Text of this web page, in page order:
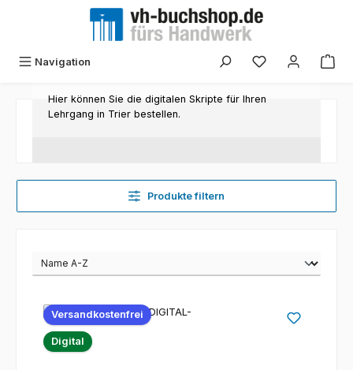
Zum Hauptinhalt springen
Navigation
Hier können Sie die digitalen Skripte für Ihren
Lehrgang in Trier bestellen.
Produkte filtern
Versandkostenfrei
Digital